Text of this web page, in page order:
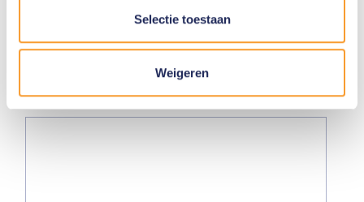
Selectie toestaan
Weigeren